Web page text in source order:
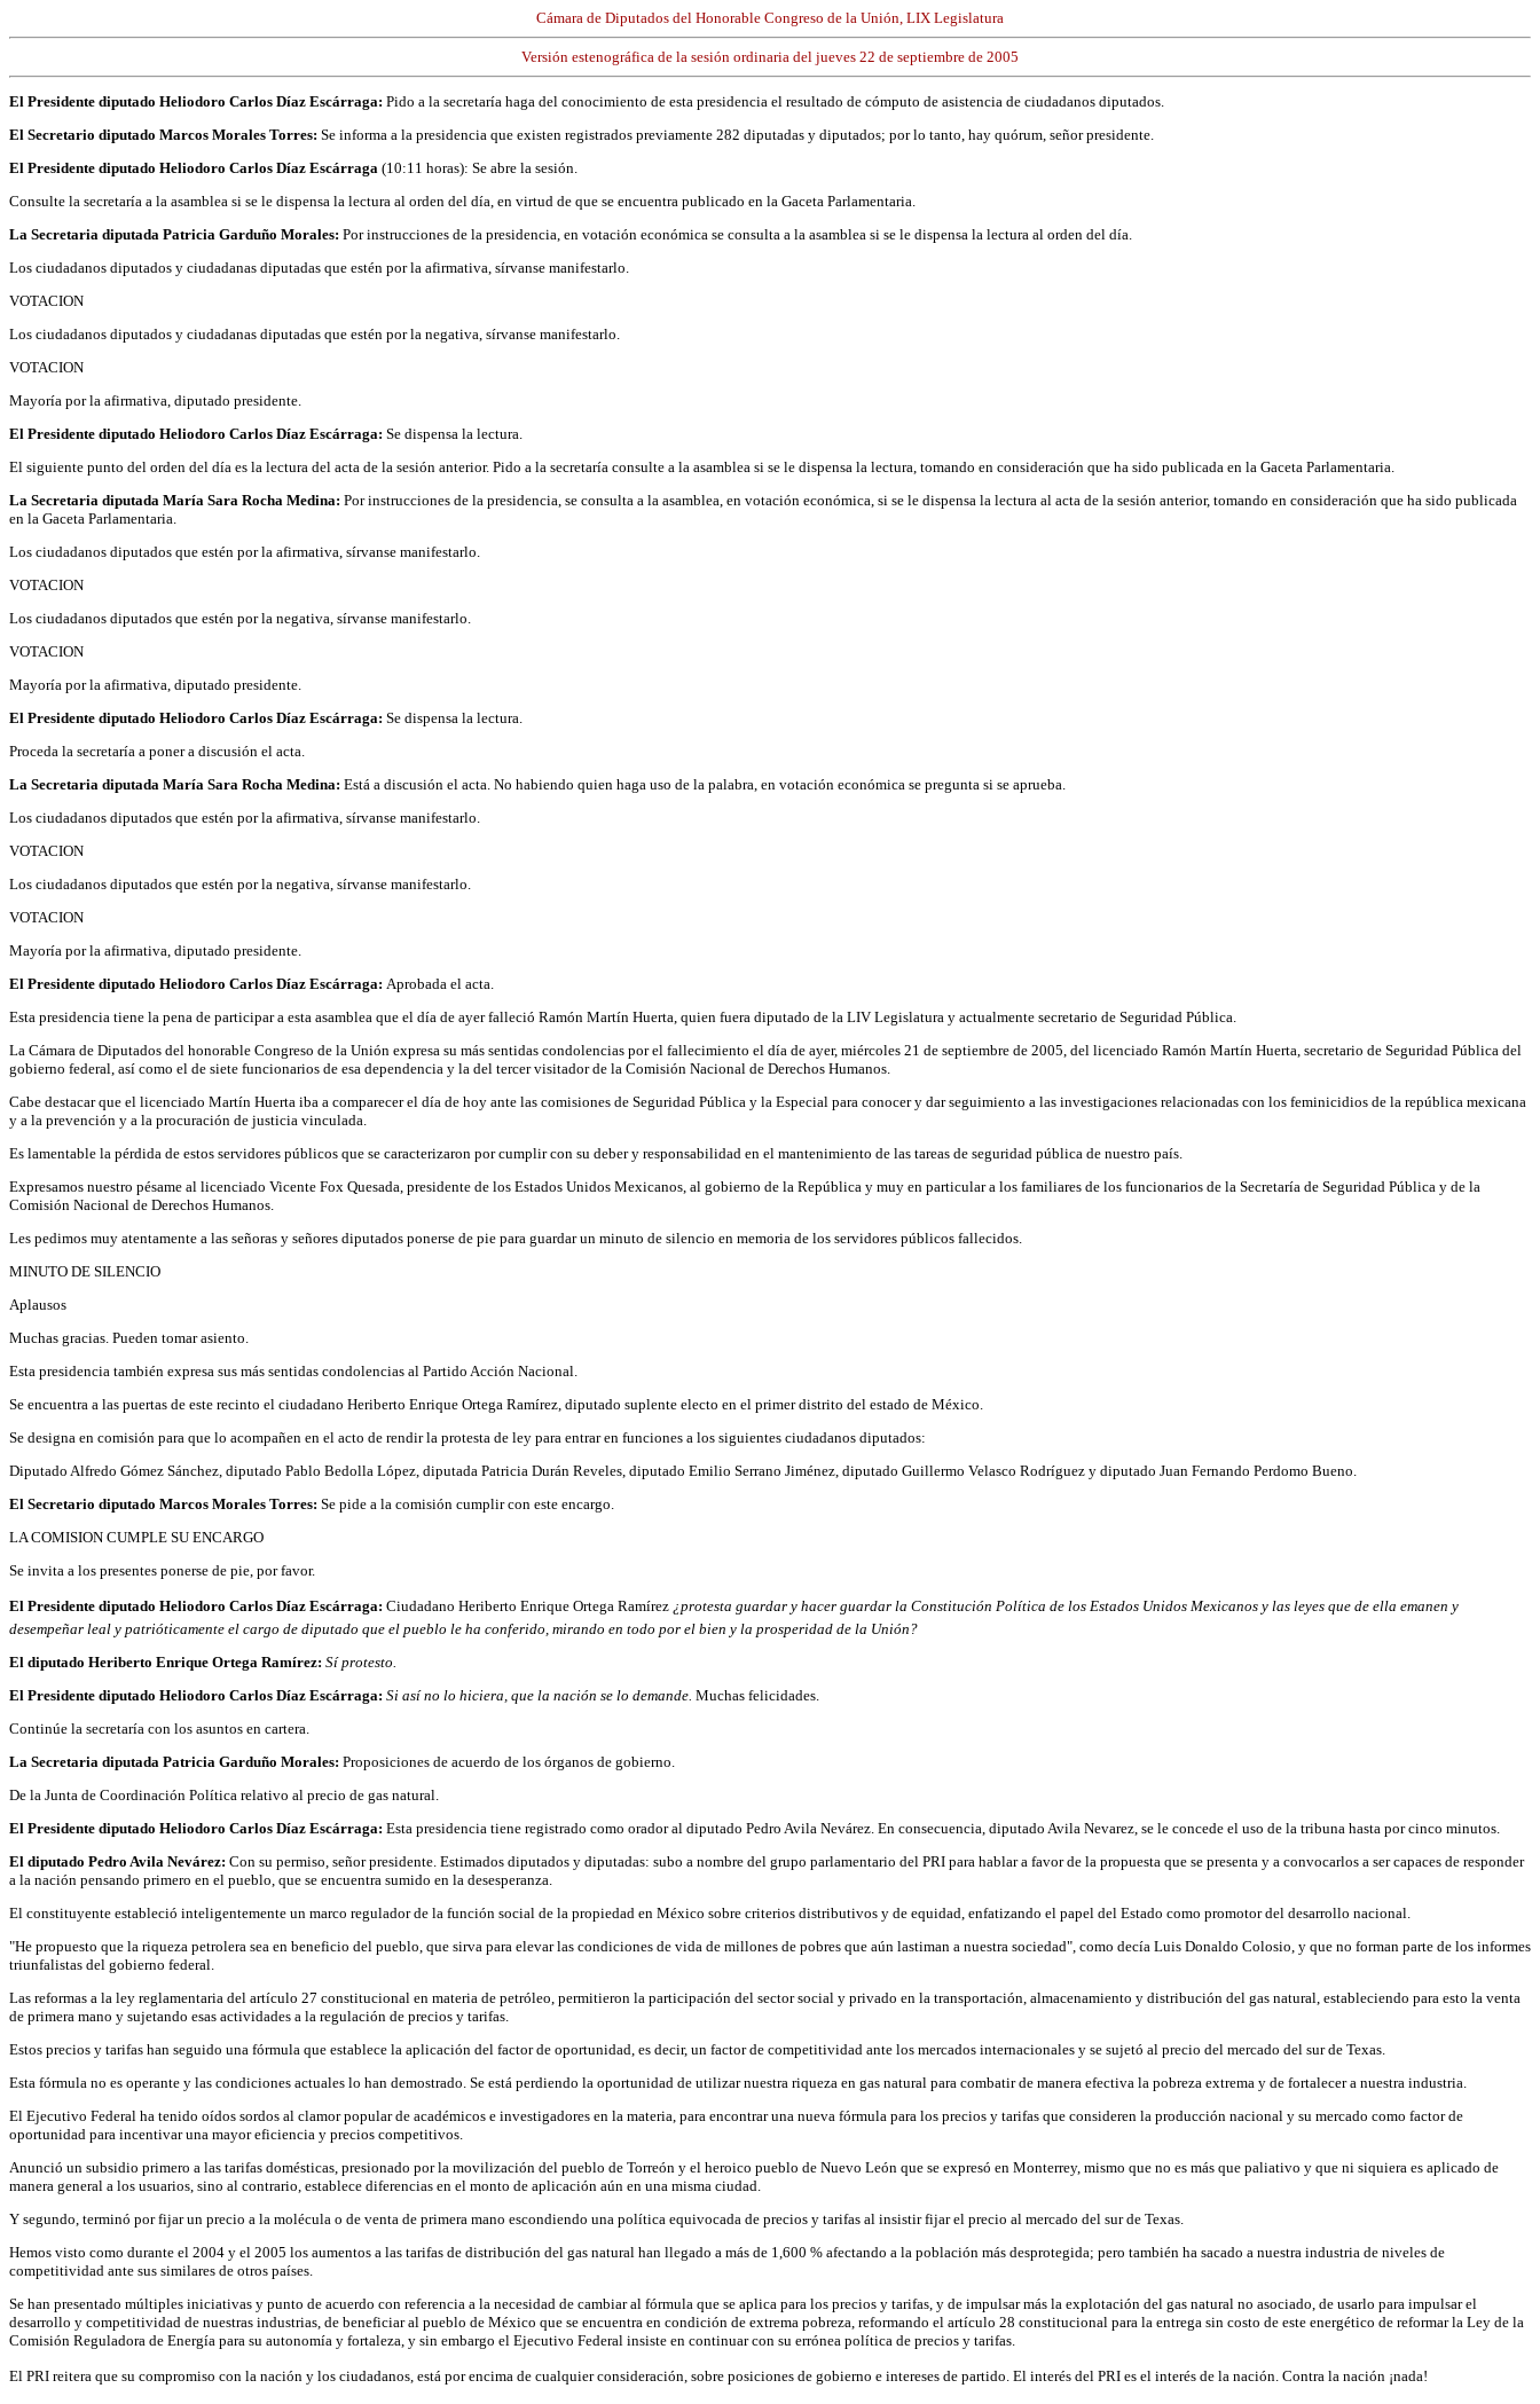
Cámara de Diputados del Honorable Congreso de la Unión, LIX Legislatura
Versión estenográfica de la sesión ordinaria del jueves 22 de septiembre de 2005
El Presidente diputado Heliodoro Carlos Díaz Escárraga: Pido a la secretaría haga del conocimiento de esta presidencia el resultado de cómputo de asistencia de ciudadanos diputados.
El Secretario diputado Marcos Morales Torres: Se informa a la presidencia que existen registrados previamente 282 diputadas y diputados; por lo tanto, hay quórum, señor presidente.
El Presidente diputado Heliodoro Carlos Díaz Escárraga (10:11 horas): Se abre la sesión.
Consulte la secretaría a la asamblea si se le dispensa la lectura al orden del día, en virtud de que se encuentra publicado en la Gaceta Parlamentaria.
La Secretaria diputada Patricia Garduño Morales: Por instrucciones de la presidencia, en votación económica se consulta a la asamblea si se le dispensa la lectura al orden del día.
Los ciudadanos diputados y ciudadanas diputadas que estén por la afirmativa, sírvanse manifestarlo.
VOTACION
Los ciudadanos diputados y ciudadanas diputadas que estén por la negativa, sírvanse manifestarlo.
VOTACION
Mayoría por la afirmativa, diputado presidente.
El Presidente diputado Heliodoro Carlos Díaz Escárraga: Se dispensa la lectura.
El siguiente punto del orden del día es la lectura del acta de la sesión anterior. Pido a la secretaría consulte a la asamblea si se le dispensa la lectura, tomando en consideración que ha sido publicada en la Gaceta Parlamentaria.
La Secretaria diputada María Sara Rocha Medina: Por instrucciones de la presidencia, se consulta a la asamblea, en votación económica, si se le dispensa la lectura al acta de la sesión anterior, tomando en consideración que ha sido publicada
en la Gaceta Parlamentaria.
Los ciudadanos diputados que estén por la afirmativa, sírvanse manifestarlo.
VOTACION
Los ciudadanos diputados que estén por la negativa, sírvanse manifestarlo.
VOTACION
Mayoría por la afirmativa, diputado presidente.
El Presidente diputado Heliodoro Carlos Díaz Escárraga: Se dispensa la lectura.
Proceda la secretaría a poner a discusión el acta.
La Secretaria diputada María Sara Rocha Medina: Está a discusión el acta. No habiendo quien haga uso de la palabra, en votación económica se pregunta si se aprueba.
Los ciudadanos diputados que estén por la afirmativa, sírvanse manifestarlo.
VOTACION
Los ciudadanos diputados que estén por la negativa, sírvanse manifestarlo.
VOTACION
Mayoría por la afirmativa, diputado presidente.
El Presidente diputado Heliodoro Carlos Díaz Escárraga: Aprobada el acta.
Esta presidencia tiene la pena de participar a esta asamblea que el día de ayer falleció Ramón Martín Huerta, quien fuera diputado de la LIV Legislatura y actualmente secretario de Seguridad Pública.
La Cámara de Diputados del honorable Congreso de la Unión expresa su más sentidas condolencias por el fallecimiento el día de ayer, miércoles 21 de septiembre de 2005, del licenciado Ramón Martín Huerta, secretario de Seguridad Pública del
gobierno federal, así como el de siete funcionarios de esa dependencia y la del tercer visitador de la Comisión Nacional de Derechos Humanos.
Cabe destacar que el licenciado Martín Huerta iba a comparecer el día de hoy ante las comisiones de Seguridad Pública y la Especial para conocer y dar seguimiento a las investigaciones relacionadas con los feminicidios de la república mexicana
y a la prevención y a la procuración de justicia vinculada.
Es lamentable la pérdida de estos servidores públicos que se caracterizaron por cumplir con su deber y responsabilidad en el mantenimiento de las tareas de seguridad pública de nuestro país.
Expresamos nuestro pésame al licenciado Vicente Fox Quesada, presidente de los Estados Unidos Mexicanos, al gobierno de la República y muy en particular a los familiares de los funcionarios de la Secretaría de Seguridad Pública y de la
Comisión Nacional de Derechos Humanos.
Les pedimos muy atentamente a las señoras y señores diputados ponerse de pie para guardar un minuto de silencio en memoria de los servidores públicos fallecidos.
MINUTO DE SILENCIO
Aplausos
Muchas gracias. Pueden tomar asiento.
Esta presidencia también expresa sus más sentidas condolencias al Partido Acción Nacional.
Se encuentra a las puertas de este recinto el ciudadano Heriberto Enrique Ortega Ramírez, diputado suplente electo en el primer distrito del estado de México.
Se designa en comisión para que lo acompañen en el acto de rendir la protesta de ley para entrar en funciones a los siguientes ciudadanos diputados:
Diputado Alfredo Gómez Sánchez, diputado Pablo Bedolla López, diputada Patricia Durán Reveles, diputado Emilio Serrano Jiménez, diputado Guillermo Velasco Rodríguez y diputado Juan Fernando Perdomo Bueno.
El Secretario diputado Marcos Morales Torres: Se pide a la comisión cumplir con este encargo.
LA COMISION CUMPLE SU ENCARGO
Se invita a los presentes ponerse de pie, por favor.
El Presidente diputado Heliodoro Carlos Díaz Escárraga: Ciudadano Heriberto Enrique Ortega Ramírez ¿protesta guardar y hacer guardar la Constitución Política de los Estados Unidos Mexicanos y las leyes que de ella emanen y
desempeñar leal y patrióticamente el cargo de diputado que el pueblo le ha conferido, mirando en todo por el bien y la prosperidad de la Unión?
El diputado Heriberto Enrique Ortega Ramírez: Sí protesto.
El Presidente diputado Heliodoro Carlos Díaz Escárraga: Si así no lo hiciera, que la nación se lo demande. Muchas felicidades.
Continúe la secretaría con los asuntos en cartera.
La Secretaria diputada Patricia Garduño Morales: Proposiciones de acuerdo de los órganos de gobierno.
De la Junta de Coordinación Política relativo al precio de gas natural.
El Presidente diputado Heliodoro Carlos Díaz Escárraga: Esta presidencia tiene registrado como orador al diputado Pedro Avila Nevárez. En consecuencia, diputado Avila Nevarez, se le concede el uso de la tribuna hasta por cinco minutos.
El diputado Pedro Avila Nevárez: Con su permiso, señor presidente. Estimados diputados y diputadas: subo a nombre del grupo parlamentario del PRI para hablar a favor de la propuesta que se presenta y a convocarlos a ser capaces de responder
a la nación pensando primero en el pueblo, que se encuentra sumido en la desesperanza.
El constituyente estableció inteligentemente un marco regulador de la función social de la propiedad en México sobre criterios distributivos y de equidad, enfatizando el papel del Estado como promotor del desarrollo nacional.
"He propuesto que la riqueza petrolera sea en beneficio del pueblo, que sirva para elevar las condiciones de vida de millones de pobres que aún lastiman a nuestra sociedad", como decía Luis Donaldo Colosio, y que no forman parte de los informes
triunfalistas del gobierno federal.
Las reformas a la ley reglamentaria del artículo 27 constitucional en materia de petróleo, permitieron la participación del sector social y privado en la transportación, almacenamiento y distribución del gas natural, estableciendo para esto la venta
de primera mano y sujetando esas actividades a la regulación de precios y tarifas.
Estos precios y tarifas han seguido una fórmula que establece la aplicación del factor de oportunidad, es decir, un factor de competitividad ante los mercados internacionales y se sujetó al precio del mercado del sur de Texas.
Esta fórmula no es operante y las condiciones actuales lo han demostrado. Se está perdiendo la oportunidad de utilizar nuestra riqueza en gas natural para combatir de manera efectiva la pobreza extrema y de fortalecer a nuestra industria.
El Ejecutivo Federal ha tenido oídos sordos al clamor popular de académicos e investigadores en la materia, para encontrar una nueva fórmula para los precios y tarifas que consideren la producción nacional y su mercado como factor de
oportunidad para incentivar una mayor eficiencia y precios competitivos.
Anunció un subsidio primero a las tarifas domésticas, presionado por la movilización del pueblo de Torreón y el heroico pueblo de Nuevo León que se expresó en Monterrey, mismo que no es más que paliativo y que ni siquiera es aplicado de
manera general a los usuarios, sino al contrario, establece diferencias en el monto de aplicación aún en una misma ciudad.
Y segundo, terminó por fijar un precio a la molécula o de venta de primera mano escondiendo una política equivocada de precios y tarifas al insistir fijar el precio al mercado del sur de Texas.
Hemos visto como durante el 2004 y el 2005 los aumentos a las tarifas de distribución del gas natural han llegado a más de 1,600 % afectando a la población más desprotegida; pero también ha sacado a nuestra industria de niveles de
competitividad ante sus similares de otros países.
Se han presentado múltiples iniciativas y punto de acuerdo con referencia a la necesidad de cambiar al fórmula que se aplica para los precios y tarifas, y de impulsar más la explotación del gas natural no asociado, de usarlo para impulsar el
desarrollo y competitividad de nuestras industrias, de beneficiar al pueblo de México que se encuentra en condición de extrema pobreza, reformando el artículo 28 constitucional para la entrega sin costo de este energético de reformar la Ley de la
Comisión Reguladora de Energía para su autonomía y fortaleza, y sin embargo el Ejecutivo Federal insiste en continuar con su errónea política de precios y tarifas.
El PRI reitera que su compromiso con la nación y los ciudadanos, está por encima de cualquier consideración, sobre posiciones de gobierno e intereses de partido. El interés del PRI es el interés de la nación. Contra la nación ¡nada!